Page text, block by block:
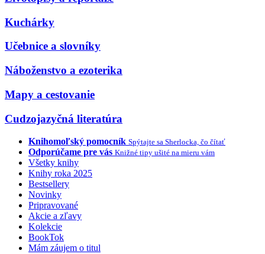
Kuchárky
Učebnice a slovníky
Náboženstvo a ezoterika
Mapy a cestovanie
Cudzojazyčná literatúra
Knihomoľský pomocník Spýtajte sa Sherlocka, čo čítať
Odporúčame pre vás Knižné tipy ušité na mieru vám
Všetky knihy
Knihy roka 2025
Bestsellery
Novinky
Pripravované
Akcie a zľavy
Kolekcie
BookTok
Mám záujem o titul